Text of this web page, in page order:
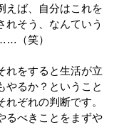
えば、自分はこれを
れそう、なんていう
（笑）
れをすると生活が立
やるか？ということ
ぞれの判断です。
るべきことをまずや